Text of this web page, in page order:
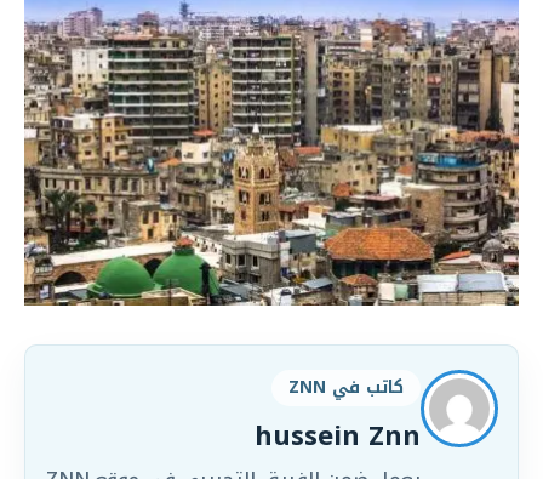
كاتب في ZNN
hussein Znn